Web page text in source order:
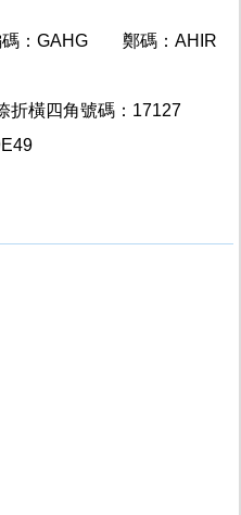
：GAHG
鄭碼：AHIR
折橫四角號碼：17127